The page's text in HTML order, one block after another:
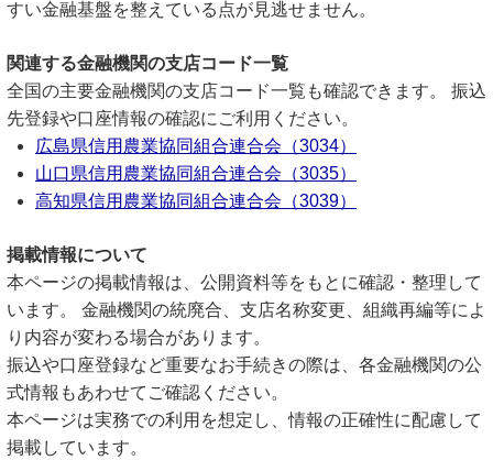
すい金融基盤を整えている点が見逃せません。
関連する金融機関の支店コード一覧
全国の主要金融機関の支店コード一覧も確認できます。 振込
先登録や口座情報の確認にご利用ください。
広島県信用農業協同組合連合会（3034）
山口県信用農業協同組合連合会（3035）
高知県信用農業協同組合連合会（3039）
掲載情報について
本ページの掲載情報は、公開資料等をもとに確認・整理して
います。 金融機関の統廃合、支店名称変更、組織再編等によ
り内容が変わる場合があります。
振込や口座登録など重要なお手続きの際は、各金融機関の公
式情報もあわせてご確認ください。
本ページは実務での利用を想定し、情報の正確性に配慮して
掲載しています。